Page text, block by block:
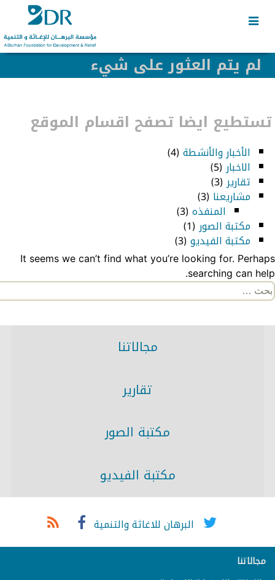
content
لم يتم العثور على شيء
تستطيع ايضا تصفح اقسام الموقع
الأخبار والأنشطة (4)
الاخبار(5)
تقارير(3)
مشاريعنا (3)
المنفذه (3)
مكتبة الصور(1)
مكتبة الفيديو (3)
It seems we can’t find what you’re looking for. Perhaps
searching can help.
البحث
عن:
مجالاتنا
تقارير
مكتبة الصور
مكتبة الفيديو
البرهان للاغاثة والتنمية
مجالاتنا